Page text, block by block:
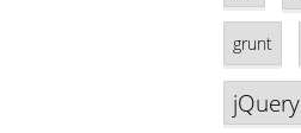
grunt
jQuery